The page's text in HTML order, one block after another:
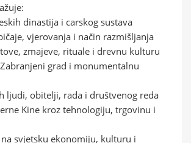
dinastija i carskog sustava
vjerovanja i način razmišljanja
zmajeve, rituale i drevnu kulturu
grad i monumentalnu
ljudi, obitelji, rada i društvenog reda
Kine kroz tehnologiju, trgovinu i
svjetsku ekonomiju, kulturu i